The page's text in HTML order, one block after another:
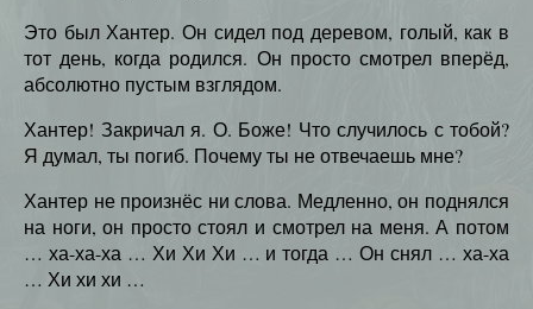
Это был Хантер. Он сидел под деревом, голый, как в
тот день, когда родился. Он просто смотрел вперёд,
абсолютно пустым взглядом.
Хантер! Закричал я. О. Боже! Что случилось с тобой?
Я думал, ты погиб. Почему ты не отвечаешь мне?
Хантер не произнёс ни слова. Медленно, он поднялся
на ноги, он просто стоял и смотрел на меня. А потом
… ха-ха-ха … Хи Хи Хи … и тогда … Он снял … ха-ха
… Хи хи хи …